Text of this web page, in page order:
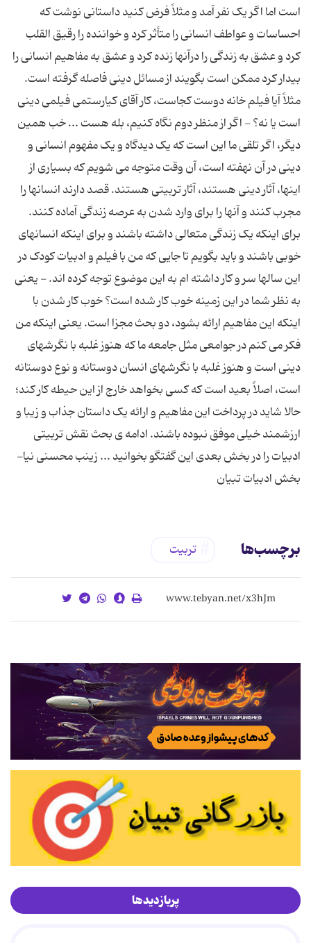
است اما اگر یک نفر آمد و مثلاً فرض کنید داستانی نوشت که
احساسات و عواطف انسانی را متأثر کرد و خواننده را رقیق القلب
کرد و عشق به زندگی را درآنها زنده کرد و عشق به مفاهیم انسانی را
بیدار کرد ممکن است بگویند از مسائل دینی فاصله گرفته است.
مثلاً آیا فیلم خانه دوست کجاست، کار آقای کیارستمی فیلمی دینی
است یا نه؟ - اگر از منظر دوم نگاه کنیم، بله هست ... خب همین
دیگر، اگر تلقی ما این است که یک دیدگاه و یک مفهوم انسانی و
دینی در آن نهفته است، آن وقت متوجه می شویم که بسیاری از
اینها، آثار دینی هستند، آثار تربیتی هستند. قصد دارند انسانها را
مجرب کنند و آنها را برای وارد شدن به عرصه زندگی آماده کنند.
برای اینکه یک زندگی متعالی داشته باشند و برای اینکه انسانهای
خوبی باشند و باید بگویم تا جایی که من با فیلم و ادبیات کودک در
این سالها سر و کار داشته ام به این موضوع توجه کرده اند. - یعنی
به نظر شما در این زمینه خوب کار شده است؟ خوب کار شدن با
اینکه این مفاهیم ارائه بشود، دو بحث مجزا است. یعنی اینکه من
فکر می کنم در جوامعی مثل جامعه ما که هنوز غلبه با نگرشهای
دینی است و هنوز غلبه با نگرشهای انسان دوستانه و نوع دوستانه
است، اصلاً بعید است که کسی بخواهد خارج از این حیطه کار کند؛
حالا شاید در پرداخت این مفاهیم و ارائه یک داستان جذاب و زیبا و
ارزشمند خیلی موفق نبوده باشند. ادامه ی بحث نقش تربیتی
ادبیات را در بخش بعدی این گفتگو بخوانید ... زینب محسنی نیا-
بخش ادبیات تبیان
برچسب‌ها تربیت
پربازدیدها